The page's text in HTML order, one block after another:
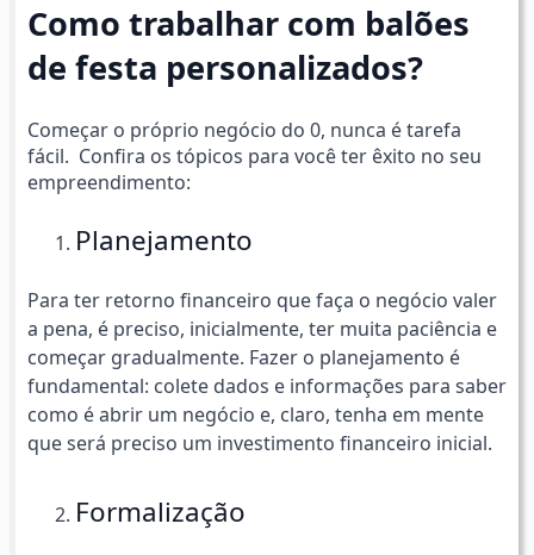
Como trabalhar com balões
de festa personalizados?
Começar o próprio negócio do 0, nunca é tarefa
fácil. Confira os tópicos para você ter êxito no seu
empreendimento:
Planejamento
Para ter retorno financeiro que faça o negócio valer
a pena, é preciso, inicialmente, ter muita paciência e
começar gradualmente. Fazer o planejamento é
fundamental: colete dados e informações para saber
como é abrir um negócio e, claro, tenha em mente
que será preciso um investimento financeiro inicial.
Formalização